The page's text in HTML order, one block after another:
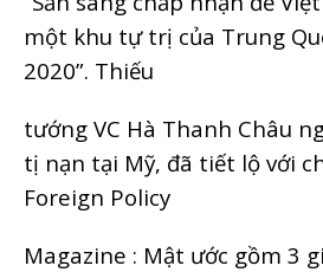
một khu tự trị của Trung
2020”. Thiếu
tướng VC Hà Thanh Châu
tị nạn tại Mỹ, đã tiết lộ với
Foreign Policy
Magazine : Mật ước gồm 3